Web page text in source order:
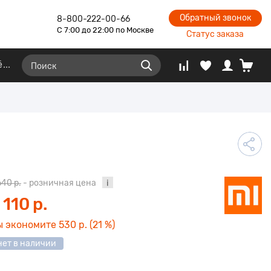
8-800-222-00-66
С 7:00 до 22:00 по Москве
Обратный звонок
Статус заказа
р. - розничная цена
р.
экономите 530 р. (21 %)
в наличии